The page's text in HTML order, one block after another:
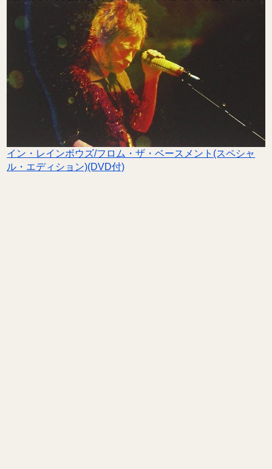
イン・レインボウズ/フロム・ザ・ベースメント(スペシャ
ル・エディション)(DVD付)